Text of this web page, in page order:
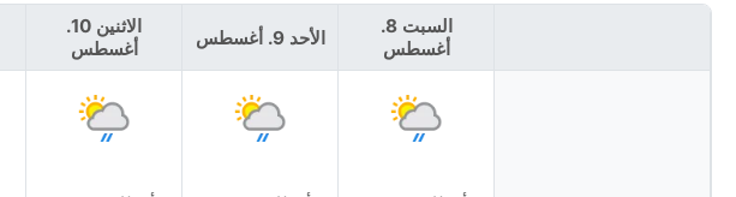
السبت 8.
أغسطس
الأحد 9. أغسطس
الاثنين 10.
أغسطس